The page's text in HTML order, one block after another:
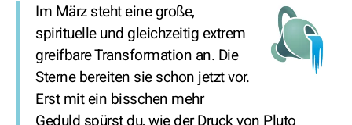
Im März steht eine große,
spirituelle und gleichzeitig extrem
greifbare Transformation an. Die
Sterne bereiten sie schon jetzt vor.
Erst mit ein bisschen mehr